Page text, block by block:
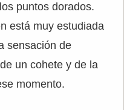
puntos dorados.
está muy estudiada
sensación de
un cohete y de la
momento.